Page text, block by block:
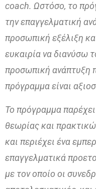
coach. Ωστόσο, το
την επαγγελματική
προσωπική εξέλιξη
ευκαιρία να διανύσω
προσωπική ανάπτυξη
πρόγραμμα είναι
Το πρόγραμμα
θεωρίας και
και περιέχει ένα
επαγγελματικά
με τον οποίο οι